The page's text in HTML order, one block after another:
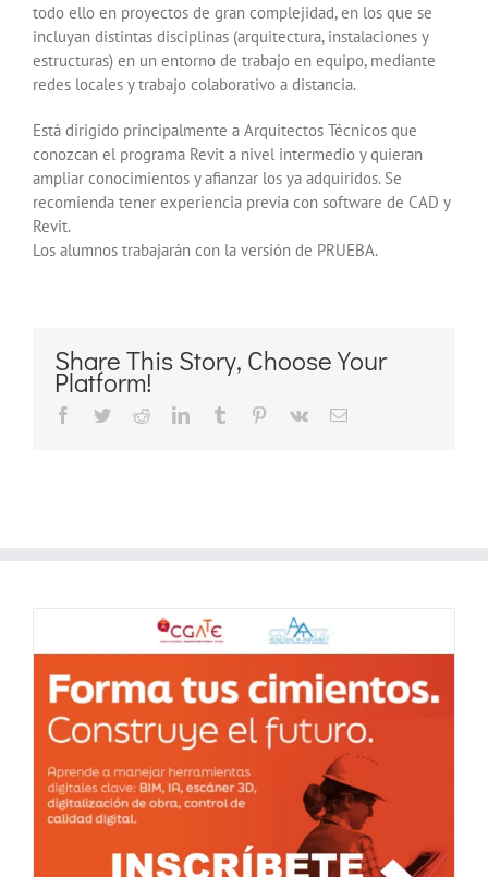
todo ello en proyectos de gran complejidad, en los que se
incluyan distintas disciplinas (arquitectura, instalaciones y
estructuras) en un entorno de trabajo en equipo, mediante
redes locales y trabajo colaborativo a distancia.
Está dirigido principalmente a Arquitectos Técnicos que
conozcan el programa Revit a nivel intermedio y quieran
ampliar conocimientos y afianzar los ya adquiridos. Se
recomienda tener experiencia previa con software de CAD y
Revit.
Los alumnos trabajarán con la versión de PRUEBA.
Share This Story, Choose Your
Platform!
Facebook
TwitterRedditLinkedInTumblr Pinterest
Vk
Correo